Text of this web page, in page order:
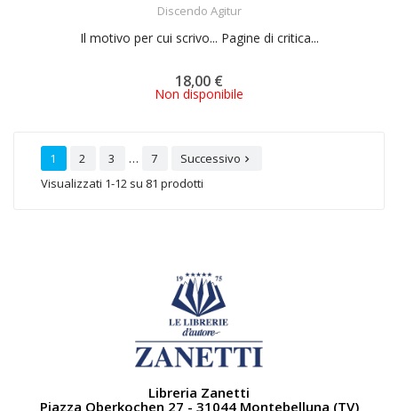
Discendo Agitur
Il motivo per cui scrivo... Pagine di critica...
18,00 €
Non disponibile
1 2 3 … 7 Successivo 
Visualizzati 1-12 su 81 prodotti
Libreria Zanetti
Piazza Oberkochen 27 - 31044 Montebelluna (TV)